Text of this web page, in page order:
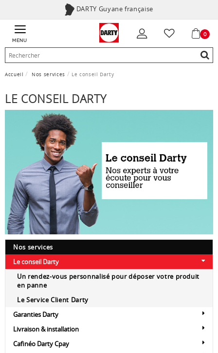
DARTY Guyane française
MENU
0
Accueil Nos services Le conseil Darty
LE CONSEIL DARTY
Nos services
Le conseil Darty
Un rendez-vous personnalisé pour déposer votre produit
en panne
Le Service Client Darty
Garanties Darty
Livraison & installation
Cafinéo Darty Cpay